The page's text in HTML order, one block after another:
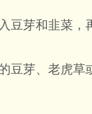
豆芽和韭菜，
豆芽、老虎草